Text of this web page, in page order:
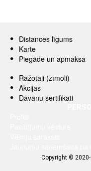
Distances līgums
Karte
Piegāde un apmaksa
Ražotāji (zīmoli)
Akcijas
Dāvanu sertifikāti
Copyright ©